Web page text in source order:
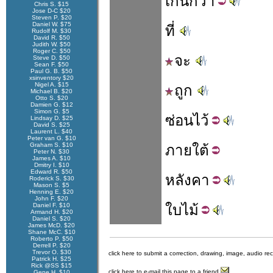
Chris S. $15
Jose D-C $20
Steven P. $20
Daniel W. $75
Rudolf M. $30
David R. $50
Judith W. $50
Roger C. $50
Steve D. $50
Sean F. $50
Paul G. B. $50
xsinventory $20
Nigel A. $15
Michael B. $20
Otto S. $20
Damien G. $12
Simon G. $5
Lindsay D. $25
David S. $25
Laurent L. $40
Peter van G. $10
Graham S. $10
Peter N. $30
James A. $10
Dmitry I. $10
Edward R. $50
Roderick S. $30
Mason S. $5
Henning E. $20
John F. $20
Daniel F. $10
Armand H. $20
Daniel S. $20
James McD. $20
Shane McC. $10
Roberto P. $50
Derrell P. $20
Trevor O. $30
Patrick H. $25
Rick @SS $15
ที่
จะ
ถูก
ซ่อนไว้
ภายใต้
หลังคา
ใบไม้
click here to submit a correction, drawing, image, audio
click here to e-mail this page to a friend